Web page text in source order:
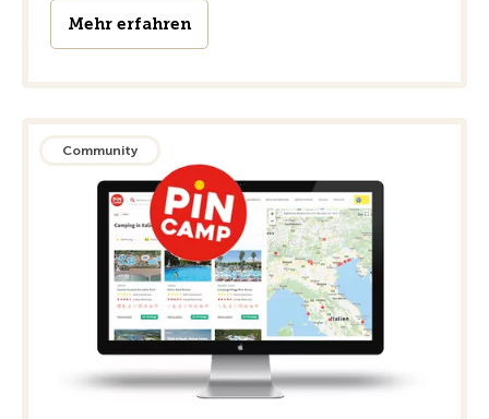
Mehr erfahren
Community